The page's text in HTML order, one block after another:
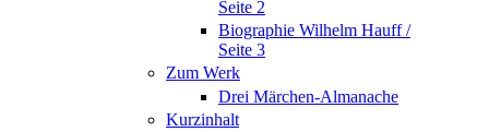
Seite 2
Biographie Wilhelm Hauff /
Seite 3
Zum Werk
Drei Märchen-Almanache
Kurzinhalt